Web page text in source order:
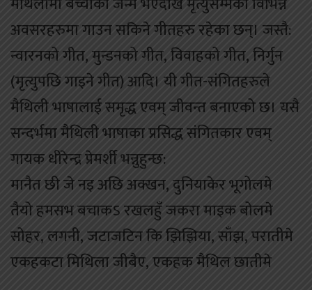
अवसरहरुमा गाउन सकिने गीतहरु रहेका छन्। जस्तै:
न्वारनको गीत, मुन्डनको गीत, विवाहको गीत, निर्गुन
(मृत्युपछि गाइने गीत) आदि। यी गीत-संगितहरुले
मैथिली भाषालाई समृद्ध एवम् जीवन्त बनाएको छ। यसै
सन्दर्भमा मैथिली भाषाका प्रसिद्ध संगितकार एवम्
गायक धीरेन्द्र प्रेमर्शी भन्नुहुन्छ:
मानैत छी जे नइ अछि अक्खन, दुनियाकेर भूगोलमे
तैयो हमसभ बचाकऽ रखलहुँ जकरा माइक बोलमे
सोहर, लगनी, जटाजटिन कि झिझिया, साँझ, परातीमे
एकहकटा मिथिला जीबैए, एकहक मैथिल छातीमे